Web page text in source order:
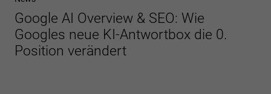
Google AI Overview & SEO: Wie
Googles neue KI-Antwortbox die 0.
Position verändert